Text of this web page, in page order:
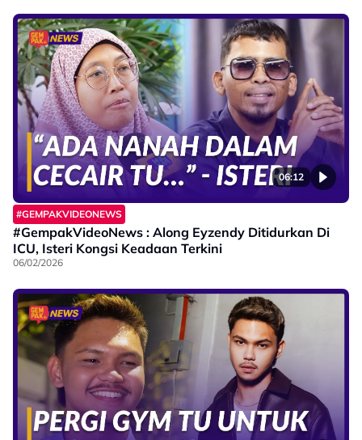
06:12
#GEMPAKVIDEONEWS
#GempakVideoNews : Along Eyzendy Ditidurkan Di
ICU, Isteri Kongsi Keadaan Terkini
06/02/2026